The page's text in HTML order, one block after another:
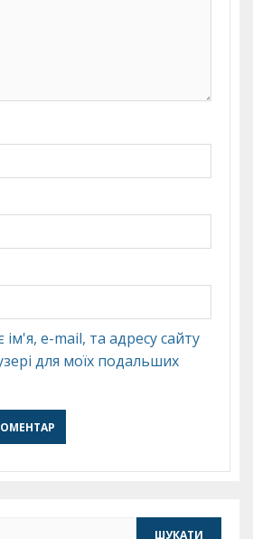
e-mail, та адресу сайту
для моїх подальших